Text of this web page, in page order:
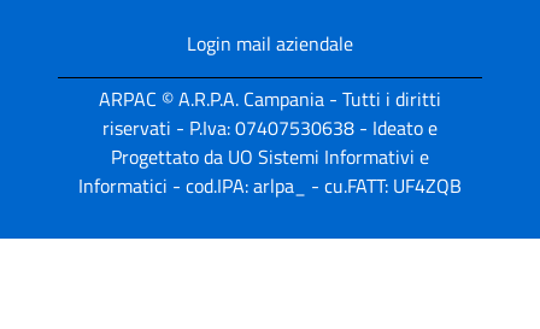
Login mail aziendale
ARPAC © A.R.P.A. Campania - Tutti i diritti
riservati - P.Iva: 07407530638 - Ideato e
Progettato da UO Sistemi Informativi e
Informatici - cod.IPA: arlpa_ - cu.FATT: UF4ZQB